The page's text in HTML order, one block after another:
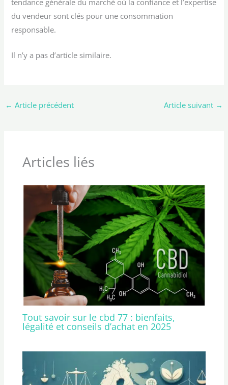
du vendeur sont clés pour une consommation
responsable.
Il n’y a pas d’article similaire.
← Article précédent Article suivant →
Articles liés
Tout savoir sur le cbd 77 : bienfaits,
légalité et conseils d’achat en 2025